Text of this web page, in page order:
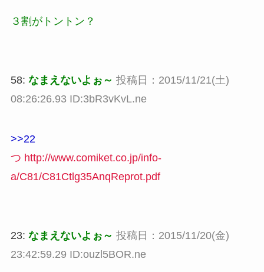
３割がトントン？
58: なまえないよぉ～ 投稿日：2015/11/21(土)
08:26:26.93 ID:3bR3vKvL.ne
>>22
つ http://www.comiket.co.jp/info-
a/C81/C81Ctlg35AnqReprot.pdf
23: なまえないよぉ～ 投稿日：2015/11/20(金)
23:42:59.29 ID:ouzl5BOR.ne